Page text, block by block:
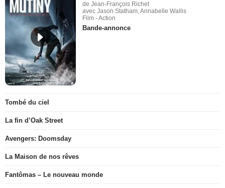
de Jean-François Richet
avec Jason Statham, Annabelle Wallis
Film - Action
Bande-annonce
Tombé du ciel
La fin d’Oak Street
Avengers: Doomsday
La Maison de nos rêves
Fantômas – Le nouveau monde